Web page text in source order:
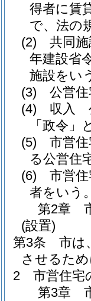
得者に賃
で、法の
(2)
共同
年建設省
施設をい
(3)
公営
(4)
収入
「政令」
(5)
市営
る公営住
(6)
市営
者をいう
第2章
(設置)
第3条
市は
させるた
2
市営住宅
第3章